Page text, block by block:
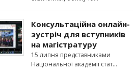
Консультаційна онлайн-
зустріч для вступників
на магістратуру
15 липня представниками
Національної академії стат